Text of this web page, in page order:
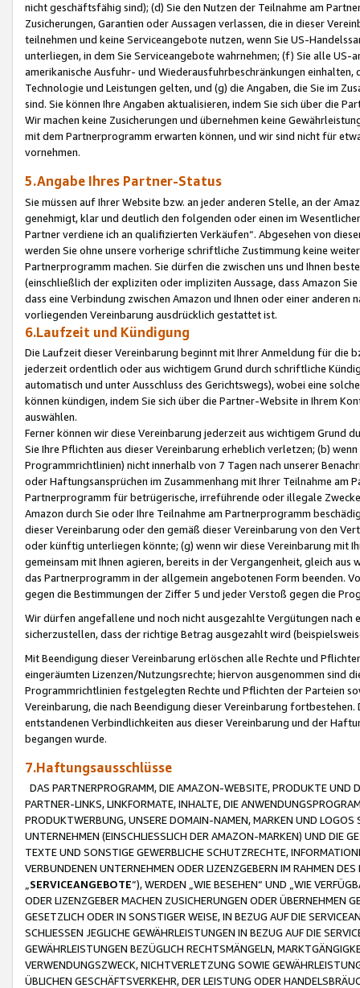
nicht geschäftsfähig sind); (d) Sie den Nutzen der Teilnahme am
Zusicherungen, Garantien oder Aussagen verlassen, die in dieser
teilnehmen und keine Serviceangebote nutzen, wenn Sie US-
unterliegen, in dem Sie Serviceangebote wahrnehmen; (f) Sie alle
amerikanische Ausfuhr- und Wiederausfuhrbeschränkungen
Technologie und Leistungen gelten, und (g) die Angaben, die Sie im
sind. Sie können Ihre Angaben aktualisieren, indem Sie sich über die
Wir machen keine Zusicherungen und übernehmen keine
mit dem Partnerprogramm erwarten können, und wir sind nicht für
vornehmen.
5.Angabe Ihres Partner-Status
Sie müssen auf Ihrer Website bzw. an jeder anderen Stelle, an der
genehmigt, klar und deutlich den folgenden oder einen im
Partner verdiene ich an qualifizierten Verkäufen“. Abgesehen von
werden Sie ohne unsere vorherige schriftliche Zustimmung keine
Partnerprogramm machen. Sie dürfen die zwischen uns und Ihnen
(einschließlich der expliziten oder impliziten Aussage, dass Amazon
dass eine Verbindung zwischen Amazon und Ihnen oder einer
vorliegenden Vereinbarung ausdrücklich gestattet ist.
6.Laufzeit und Kündigung
Die Laufzeit dieser Vereinbarung beginnt mit Ihrer Anmeldung für die
jederzeit ordentlich oder aus wichtigem Grund durch schriftliche
automatisch und unter Ausschluss des Gerichtswegs), wobei eine
können kündigen, indem Sie sich über die Partner-Website in Ihrem
auswählen.
Ferner können wir diese Vereinbarung jederzeit aus wichtigem Grund
Sie Ihre Pflichten aus dieser Vereinbarung erheblich verletzen; (b)
Programmrichtlinien) nicht innerhalb von 7 Tagen nach unserer
oder Haftungsansprüchen im Zusammenhang mit Ihrer Teilnahme am
Partnerprogramm für betrügerische, irreführende oder illegale
Amazon durch Sie oder Ihre Teilnahme am Partnerprogramm
dieser Vereinbarung oder den gemäß dieser Vereinbarung von den
oder künftig unterliegen könnte; (g) wenn wir diese Vereinbarung mit
gemeinsam mit Ihnen agieren, bereits in der Vergangenheit, gleich
das Partnerprogramm in der allgemein angebotenen Form beenden.
gegen die Bestimmungen der Ziffer 5 und jeder Verstoß gegen die
Wir dürfen angefallene und noch nicht ausgezahlte Vergütungen
sicherzustellen, dass der richtige Betrag ausgezahlt wird
Mit Beendigung dieser Vereinbarung erlöschen alle Rechte und
eingeräumten Lizenzen/Nutzungsrechte; hiervon ausgenommen sind
Programmrichtlinien festgelegten Rechte und Pflichten der Parteien
Vereinbarung, die nach Beendigung dieser Vereinbarung
entstandenen Verbindlichkeiten aus dieser Vereinbarung und der
begangen wurde.
7.Haftungsausschlüsse
DAS PARTNERPROGRAMM, DIE AMAZON-WEBSITE, PRODUKTE UND
PARTNER-LINKS, LINKFORMATE, INHALTE, DIE
PRODUKTWERBUNG, UNSERE DOMAIN-NAMEN, MARKEN UND
UNTERNEHMEN (EINSCHLIESSLICH DER AMAZON-MARKEN) UND DIE
TEXTE UND SONSTIGE GEWERBLICHE SCHUTZRECHTE,
VERBUNDENEN UNTERNEHMEN ODER LIZENZGEBERN IM RAHMEN
SERVICEANGEBOTE“), WERDEN „WIE BESEHEN“ UND „WIE
ODER LIZENZGEBER MACHEN ZUSICHERUNGEN ODER ÜBERNEHMEN
GESETZLICH ODER IN SONSTIGER WEISE, IN BEZUG AUF DIE
SCHLIESSEN JEGLICHE GEWÄHRLEISTUNGEN IN BEZUG AUF DIE
GEWÄHRLEISTUNGEN BEZÜGLICH RECHTSMÄNGELN,
VERWENDUNGSZWECK, NICHTVERLETZUNG SOWIE
ÜBLICHEN GESCHÄFTSVERKEHR, DER LEISTUNG ODER